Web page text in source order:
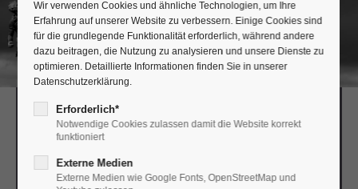
KRAFT IM GRIFF
Innovative Drahtseil- und Bowdenzugtechnik
Wir verwenden Cookies und ähnliche Technologien, um Ihre
Erfahrung auf unserer Website zu verbessern. Einige Cookies sind
für die grundlegende Funktionalität erforderlich, während andere
dazu beitragen, die Nutzung zu analysieren und unsere Dienste zu
optimieren. Detaillierte Informationen finden Sie in unserer
Datenschutzerklärung.
Erforderlich*
Notwendige Cookies zulassen damit die Website korrekt
funktioniert
Externe Medien
Externe Medien wie Google Fonts, OpenStreetMap und